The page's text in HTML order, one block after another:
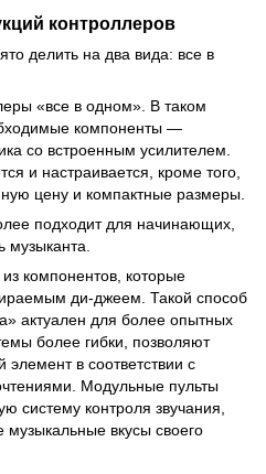
контроллеров
делить на два вида: все в
«все в одном». В таком
компоненты —
со встроенным усилителем.
и настраивается, кроме того,
цену и компактные размеры.
подходит для начинающих,
компонентов, которые
ди-джеем. Такой способ
актуален для более опытных
более гибки, позволяют
в соответствии с
Модульные пульты
систему контроля звучания,
вкусы своего